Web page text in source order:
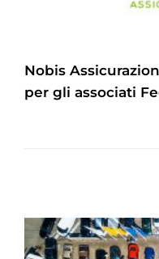
Nobis
per gli associati